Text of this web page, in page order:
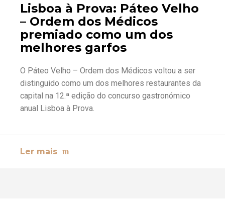
Lisboa à Prova: Páteo Velho
– Ordem dos Médicos
premiado como um dos
melhores garfos
O Páteo Velho – Ordem dos Médicos voltou a ser
distinguido como um dos melhores restaurantes da
capital na 12.ª edição do concurso gastronómico
anual Lisboa à Prova.
Ler mais